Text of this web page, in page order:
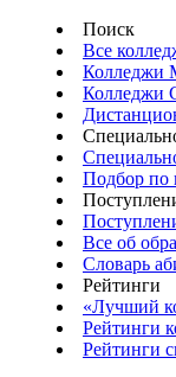
Поиск
Все
Колледжи
Колледжи
Подбор по
Все об
Словарь
Рейтинги
«Лучший
Рейтинги
Рейтинги